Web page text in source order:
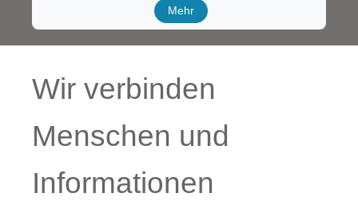
Mehr
Wir verbinden
Menschen und
Informationen